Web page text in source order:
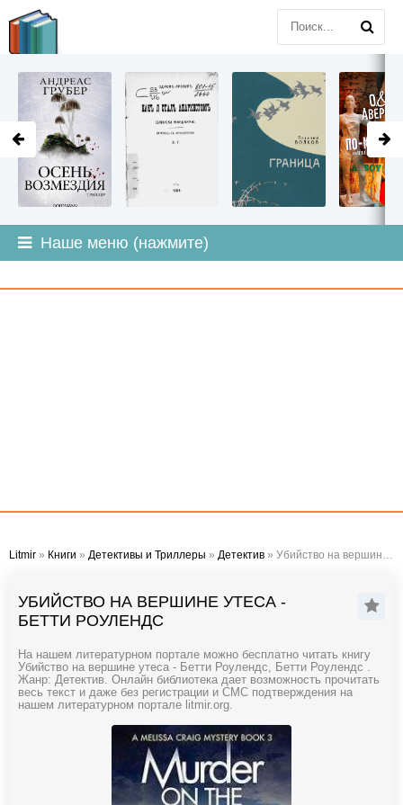
Наше меню (нажмите)
Litmir » Книги » Детективы и Триллеры » Детектив » Убийство на вершине утеса - Бетти Роулендс
УБИЙСТВО НА ВЕРШИНЕ УТЕСА -
БЕТТИ РОУЛЕНДС
На нашем литературном портале можно бесплатно читать книгу
Убийство на вершине утеса - Бетти Роулендс, Бетти Роулендс .
Жанр: Детектив. Онлайн библиотека дает возможность прочитать
весь текст и даже без регистрации и СМС подтверждения на
нашем литературном портале litmir.org.
LITMIR.ORG